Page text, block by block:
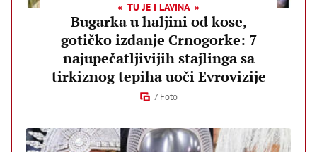
TU JE I LAVINA
Bugarka u haljini od kose,
gotičko izdanje Crnogorke: 7
najupečatljivijih stajlinga sa
tirkiznog tepiha uoči Evrovizije
7 Foto